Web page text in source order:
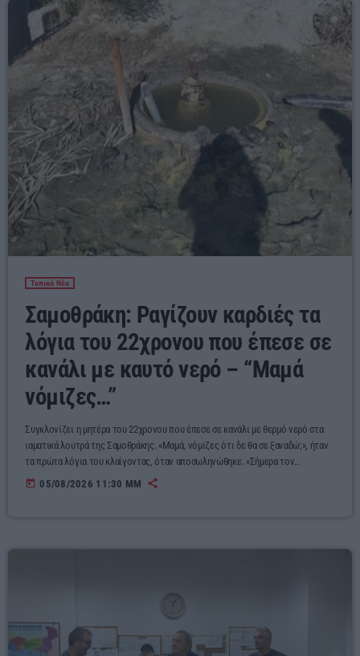
Τοπικά Νέα
Σαμοθράκη: Ραγίζουν καρδιές τα
λόγια του 22χρονου που έπεσε σε
κανάλι με καυτό νερό – “Μαμά
νόμιζες…”
Συγκλονίζει η μητέρα του 22χρονου που έπεσε σε κανάλι με θερμό νερό στα
ιαματικά λουτρά της Σαμοθράκης. «Μαμά, νόμιζες ότι δε θα σε ξαναδώ;», ήταν
τα πρώτα λόγια του κλαίγοντας, όταν αποσωληνώθηκε. «Σήμερα τον
αποσωλήνωσαν. Άρχισε να κλαίει, είναι σε σοκ και το πρώτο πράγμα που μου
today 05/08/2026 11:30 ΜΜ